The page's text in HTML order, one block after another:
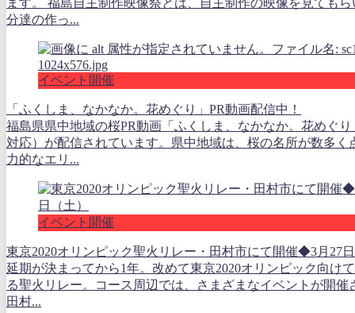
ニコニコこども館で「おもてなしロボット」の実証実験が行
した。 このおもてなしロボットは「子どもが怪我をしない
壊れない」...
イベント開催
1月6日（日）◆第五回福島自主制作映像祭
文化交流館・ミューカルがくと館で「福島自主制作映像祭」
ます。 福島自主制作映像祭とは、自主制作の映像を見ても
分達の作っ...
イベント開催
「ふくしま、なかなか。花めぐり」PR動画配信中！
福島県県中地域の桜PR動画「ふくしま、なかなか。花めぐ
対応）が配信されています。県中地域は、桜の名所が数多く
力的なエリ...